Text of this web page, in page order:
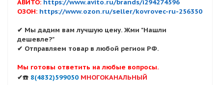
АВИТО: https://www.avito.ru/brands/i294274596
ОЗОН: https://www.ozon.ru/seller/kovrovec-ru-256350
✔ Мы дадим вам лучшую цену. Жми "Нашли
дешевле?"
✔ Отправляем товар в любой регион РФ.
Мы готовы ответить на любые вопросы.
✔☎️ 8(4832)599050 МНОГОКАНАЛЬНЫЙ